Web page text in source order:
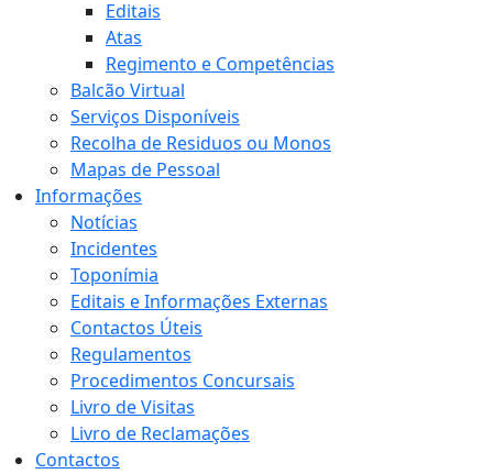
Editais
Atas
Regimento e Competências
Balcão Virtual
Serviços Disponíveis
Recolha de Residuos ou Monos
Mapas de Pessoal
Informações
Notícias
Incidentes
Toponímia
Editais e Informações Externas
Contactos Úteis
Regulamentos
Procedimentos Concursais
Livro de Visitas
Livro de Reclamações
Contactos